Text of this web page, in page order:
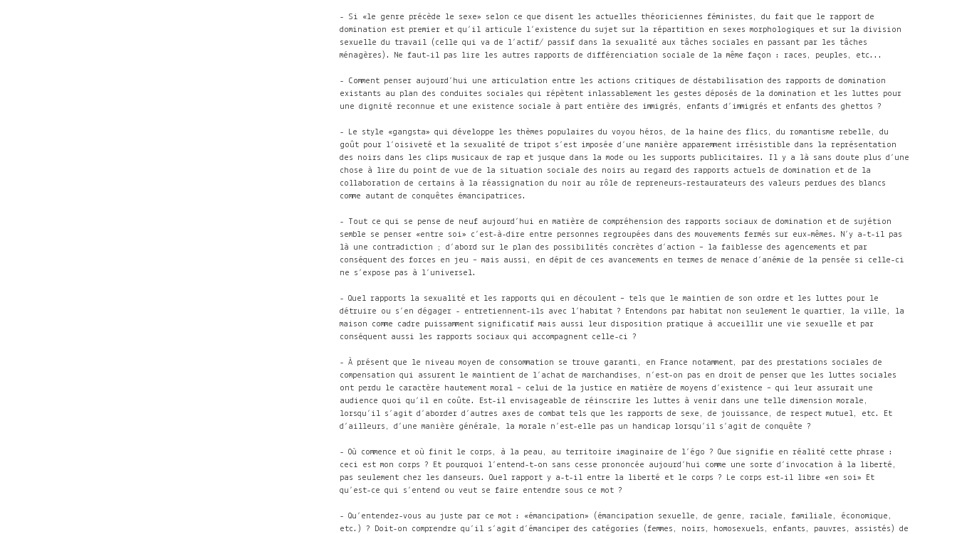
- Si «le genre précède le sexe» selon ce que disent les actuelles théoriciennes féministes, du fait que le rapport de
domination est premier et qu’il articule l’existence du sujet sur la répartition en sexes morphologiques et sur la division
sexuelle du travail
(celle qui va de l’actif/ passif dans la sexualité aux tâches sociales en passant par les tâches
ménagères). Ne faut-il pas lire les autres rapports de différenciation sociale de la même façon : races, peuples, etc...
- Comment penser aujourd’hui une articulation entre les actions critiques de déstabilisation des rapports de domination
existants au plan des conduites sociales qui répètent inlassablement les gestes déposés de la domination et les luttes pour
une dignité reconnue et une existence sociale à part entière des immigrés, enfants d’immigrés et enfants des ghettos ?
- Le style «gangsta» qui développe les thèmes populaires du voyou héros, de la haine des flics, du romantisme rebelle, du
goût pour l’oisiveté et la sexualité de tripot s’est imposée d’une manière apparemment irrésistible dans la représentation
des noirs dans les clips musicaux de rap et jusque dans la mode ou les supports publicitaires. Il y a là sans doute plus d’une
chose à lire du point de vue de la situation sociale des noirs au regard des rapports actuels de domination et de la
collaboration de certains à la réassignation du noir au rôle de repreneurs-restaurateurs des valeurs perdues des blancs
comme autant de conquêtes émancipatrices.
- Tout ce qui se pense de neuf aujourd’hui en matière de compréhension des rapports sociaux de domination et de sujétion
semble se penser «entre soi» c’est-à-dire entre personnes regroupées dans des mouvements fermés sur eux-mêmes. N’y a-t-il pas
là une contradiction ; d’abord sur le plan des possibilités concrètes d’action – la faiblesse des agencements et par
conséquent des forces en jeu – mais aussi, en dépit de ces avancements en termes de menace d’anémie de la pensée si celle-ci
ne s’expose pas à l’universel.
- Quel rapports la sexualité et les rapports qui en découlent – tels que le maintien de son ordre et les luttes pour le
détruire ou s’en dégager - entretiennent-ils avec l’habitat ? Entendons par habitat non seulement le quartier, la ville, la
maison comme cadre puissamment significatif mais aussi leur disposition pratique à accueillir une vie sexuelle et par
conséquent aussi les rapports sociaux qui accompagnent celle-ci ?
- À présent que le niveau moyen de consommation se trouve garanti, en France notamment, par des prestations sociales de
compensation qui assurent le maintient de l’achat de marchandises, n’est-on pas en droit de penser que les luttes sociales
ont perdu le caractère hautement moral – celui de la justice en matière de moyens d’existence – qui leur assurait une
audience quoi qu’il en coûte. Est-il envisageable de réinscrire
les luttes à venir dans une telle dimension morale,
lorsqu’il s’agit d’aborder d’autres axes de combat tels que les rapports de sexe, de jouissance, de respect mutuel, etc. Et
d’ailleurs, d’une manière générale, la morale n’est-elle pas un handicap lorsqu’il s’agit de conquête ?
- Où commence et où finit le corps, à la peau, au territoire imaginaire de l’égo ? Que signifie en réalité cette phrase :
ceci est mon corps ? Et pourquoi l’entend-t-on sans cesse prononcée aujourd’hui comme une sorte d’invocation à la liberté,
pas seulement chez les danseurs. Quel rapport y a-t-il entre la liberté et le corps ? Le corps est-il libre «en soi» Et
qu’est-ce qui s’entend ou veut se faire entendre sous ce mot ?
- Qu’entendez-vous au juste par ce mot : «émancipation» (émancipation sexuelle, de genre, raciale, familiale, économique,
etc.) ? Doit-on comprendre qu’il s’agit d’émanciper des catégories (femmes, noirs, homosexuels, enfants, pauvres, assistés) de